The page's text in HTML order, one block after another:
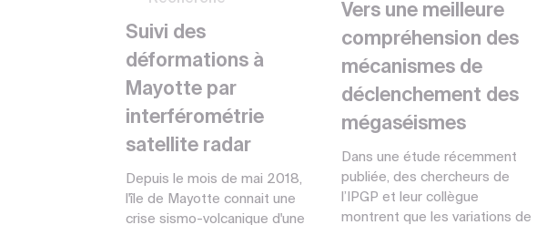
Suivi des
déformations à
Mayotte par
interférométrie
satellite radar
Depuis le mois de mai 2018,
l'île de Mayotte connait une
crise sismo-volcanique d'une
Vers une meilleure
compréhension des
mécanismes de
déclenchement des
mégaséismes
Dans une étude récemment
publiée, des chercheurs de
l’IPGP et leur collègue
montrent que les variations de